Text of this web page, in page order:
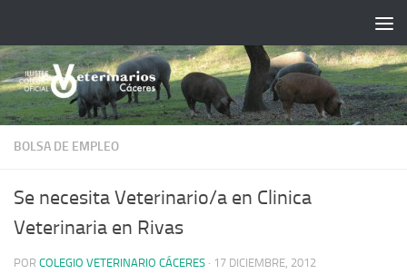
BOLSA DE EMPLEO
Se necesita Veterinario/a en Clinica
Veterinaria en Rivas
POR COLEGIO VETERINARIO CÁCERES · 17 DICIEMBRE, 2012